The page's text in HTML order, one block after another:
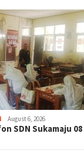
August 6, 2026
SDN Sukamaju 08